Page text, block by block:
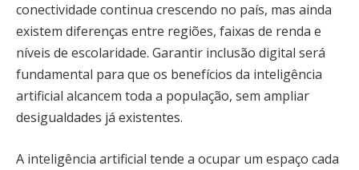
conectividade continua crescendo no país, mas ainda
existem diferenças entre regiões, faixas de renda e
níveis de escolaridade. Garantir inclusão digital será
fundamental para que os benefícios da inteligência
artificial alcancem toda a população, sem ampliar
desigualdades já existentes.
A inteligência artificial tende a ocupar um espaço cada